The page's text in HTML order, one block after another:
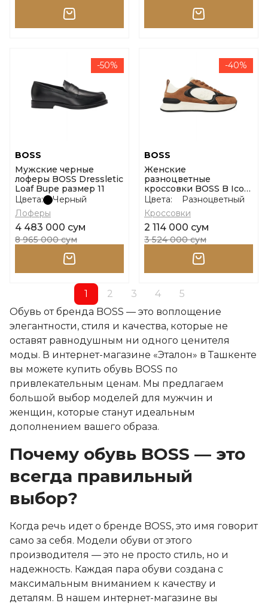
-50%
BOSS
Мужские черные
лоферы BOSS Dressletic
Loaf Bupe размер 11
Цвета:
Черный
Лоферы
4 483 000 сум
8 965 000 сум
-40%
BOSS
Женские
разноцветные
кроссовки BOSS B Icon
размер 37
Цвета:
Разноцветный
Кроссовки
2 114 000 сум
3 524 000 сум
1 2 3 4
5
Обувь от бренда BOSS — это воплощение
элегантности, стиля и качества, которые не
оставят равнодушным ни одного ценителя
моды. В интернет-магазине «Эталон» в Ташкенте
вы можете купить обувь BOSS по
привлекательным ценам. Мы предлагаем
большой выбор моделей для мужчин и
женщин, которые станут идеальным
дополнением вашего образа.
Почему обувь BOSS — это
всегда правильный
выбор?
Когда речь идет о бренде BOSS, это имя говорит
само за себя. Модели обуви от этого
производителя — это не просто стиль, но и
надежность. Каждая пара обуви создана с
максимальным вниманием к качеству и
деталям. В нашем интернет-магазине вы